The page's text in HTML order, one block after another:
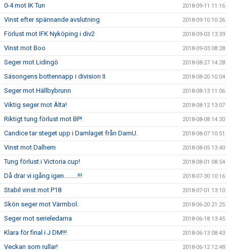
0-4 mot IK Tun 2018-09-11 11:16
Vinst efter spännande avslutning 2018-09-10 10:26
Förlust mot IFK Nyköping i div2 2018-09-03 13:39
Vinst mot Boo 2018-09-03 08:28
Seger mot Lidingö 2018-08-27 14:28
Säsongens bottennapp i division II 2018-08-20 10:04
Seger mot Hällbybrunn 2018-08-13 11:06
Viktig seger mot Älta! 2018-08-12 13:07
Riktigt tung förlust mot BP! 2018-08-08 14:30
Candice tar steget upp i Damlaget från DamU. 2018-08-07 10:51
Vinst mot Dalhem 2018-08-05 13:40
Tung förlust i Victoria cup! 2018-08-01 08:54
Då drar vi igång igen.........!!! 2018-07-30 10:16
Stabil vinst mot P18 2018-07-01 13:10
Skön seger mot Värmbol. 2018-06-20 21:25
Seger mot serieledarna 2018-06-18 13:45
Klara för final i J DM!!! 2018-06-13 08:43
Veckan som rullar! 2018-06-12 12:48